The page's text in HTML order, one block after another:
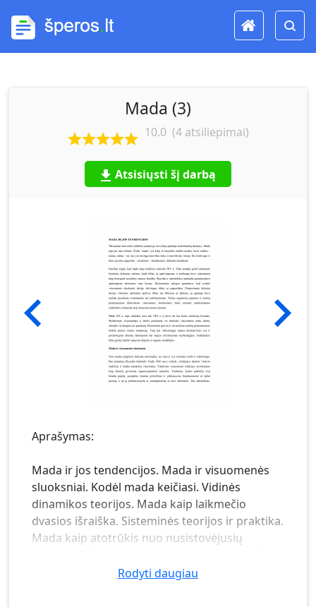
Mada (3)
10.0 (4atsiliepimai)
Atsisiųsti šį darbą
Aprašymas:
Mada ir jos tendencijos. Mada ir visuomenės
sluoksniai. Kodėl mada keičiasi. Vidinės
dinamikos teorijos. Mada kaip laikmečio
dvasios išraiška. Sisteminės teorijos ir praktika.
Mada kaip atotrūkis nuo nusistovėjusių
saviraiška. Mados istorija. Mada –
Rodyti daugiau